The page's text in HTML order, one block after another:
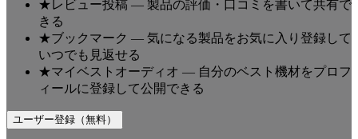
★レビュー投稿 — 製品の評価・口コミを書いて共有で
きる
★ブックマーク — 気になる製品をお気に入り登録して
いつでも見返せる
★マイベストオーディオ — 自分のベスト機材をプロフ
ィールに登録して公開できる
ユーザー登録（無料）